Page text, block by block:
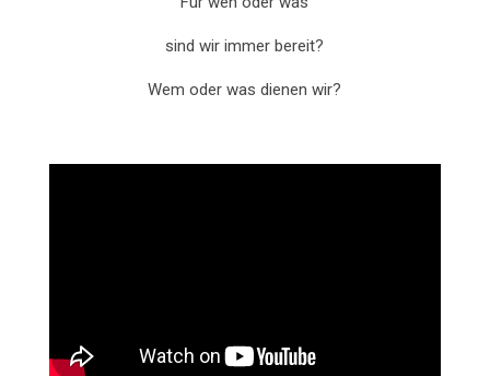
sind wir immer bereit?
Wem oder was dienen wir?